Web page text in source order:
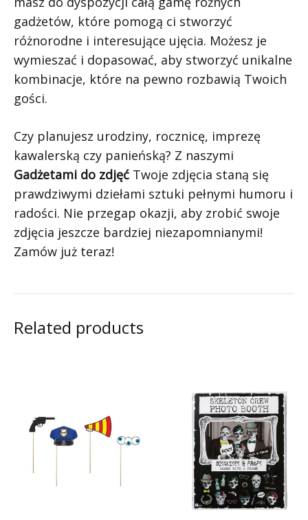
gadżetów, które pomogą ci stworzyć
różnorodne i interesujące ujęcia. Możesz je
wymieszać i dopasować, aby stworzyć unikalne
kombinacje, które na pewno rozbawią Twoich
gości.
Czy planujesz urodziny, rocznicę, imprezę
kawalerską czy panieńską? Z naszymi
Gadżetami do zdjęć Twoje zdjęcia staną się
prawdziwymi dziełami sztuki pełnymi humoru i
radości. Nie przegap okazji, aby zrobić swoje
zdjęcia jeszcze bardziej niezapomnianymi!
Zamów już teraz!
Related products